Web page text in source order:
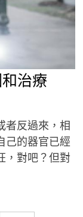
治療
者反過來，相
己的器官已經
，對吧？但對